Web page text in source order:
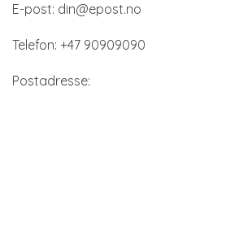
E-post: din@epost.no
Telefon: +47 90909090
Postadresse: